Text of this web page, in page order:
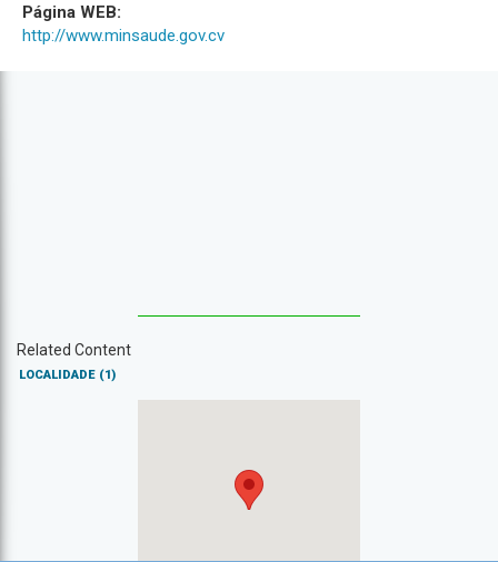
Página WEB:
http://www.minsaude.gov.cv
Related Content
LOCALIDADE (1)